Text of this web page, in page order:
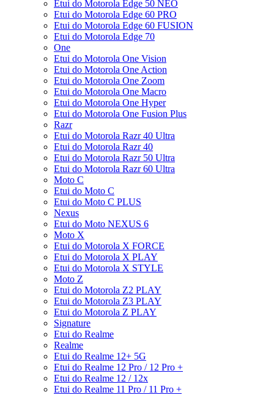
Etui do Motorola Edge 50 NEO
Etui do Motorola Edge 60 PRO
Etui do Motorola Edge 60 FUSION
Etui do Motorola Edge 70
One
Etui do Motorola One Vision
Etui do Motorola One Action
Etui do Motorola One Zoom
Etui do Motorola One Macro
Etui do Motorola One Hyper
Etui do Motorola One Fusion Plus
Razr
Etui do Motorola Razr 40 Ultra
Etui do Motorola Razr 40
Etui do Motorola Razr 50 Ultra
Etui do Motorola Razr 60 Ultra
Moto C
Etui do Moto C
Etui do Moto C PLUS
Nexus
Etui do Moto NEXUS 6
Moto X
Etui do Motorola X FORCE
Etui do Motorola X PLAY
Etui do Motorola X STYLE
Moto Z
Etui do Motorola Z2 PLAY
Etui do Motorola Z3 PLAY
Etui do Motorola Z PLAY
Signature
Etui do Realme
Realme
Etui do Realme 12+ 5G
Etui do Realme 12 Pro / 12 Pro +
Etui do Realme 12 / 12x
Etui do Realme 11 Pro / 11 Pro +